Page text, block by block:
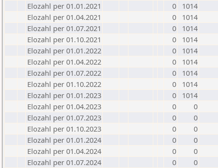
Elozahl per 01.01.2021
0
1014
Elozahl per 01.04.2021
0
1014
Elozahl per 01.07.2021
0
1014
Elozahl per 01.10.2021
0
1014
Elozahl per 01.01.2022
0
1014
Elozahl per 01.04.2022
0
1014
Elozahl per 01.07.2022
0
1014
Elozahl per 01.10.2022
0
1014
Elozahl per 01.01.2023
0
1014
Elozahl per 01.04.2023
0
0
Elozahl per 01.07.2023
0
0
Elozahl per 01.10.2023
0
0
Elozahl per 01.01.2024
0
0
Elozahl per 01.04.2024
0
0
Elozahl per 01.07.2024
0
0